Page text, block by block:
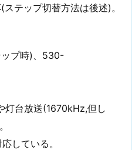
テップ切替方法は後述)。
プ時)、530-
灯台放送(1670kHz,但し
している。